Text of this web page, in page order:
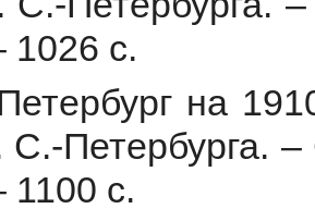
1026 с.
на
С.-
1100 с.